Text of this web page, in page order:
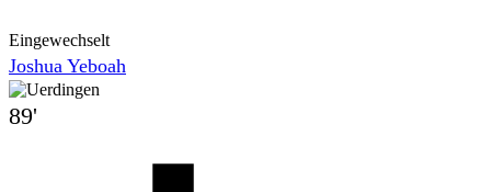
Eingewechselt
Joshua Yeboah
89'